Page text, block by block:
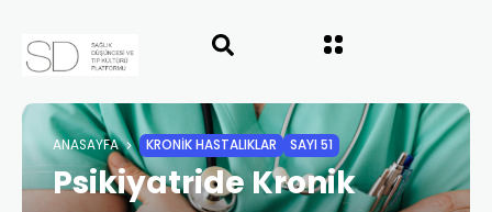
ANASAYFA KRONİK HASTALIKLAR SAYI 51
Psikiyatride Kronik